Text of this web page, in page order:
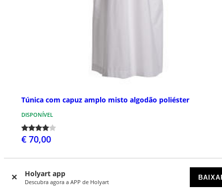
Holyart app
Descubra agora a APP de Holyart
Túnica com capuz amplo misto algodão poliéster
DISPONÍVEL
€ 70,00